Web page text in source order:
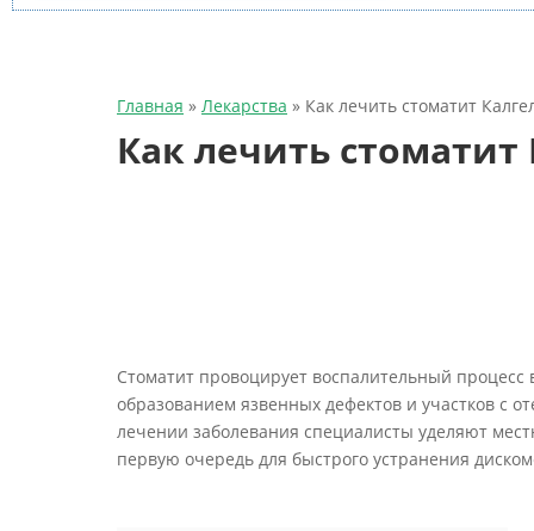
Главная » Лекарства » Как лечить стоматит
Как лечить стоматит
Стоматит провоцирует воспалительный
образованием язвенных дефектов и участков
лечении заболевания специалисты уделяют
первую очередь для быстрого устранения